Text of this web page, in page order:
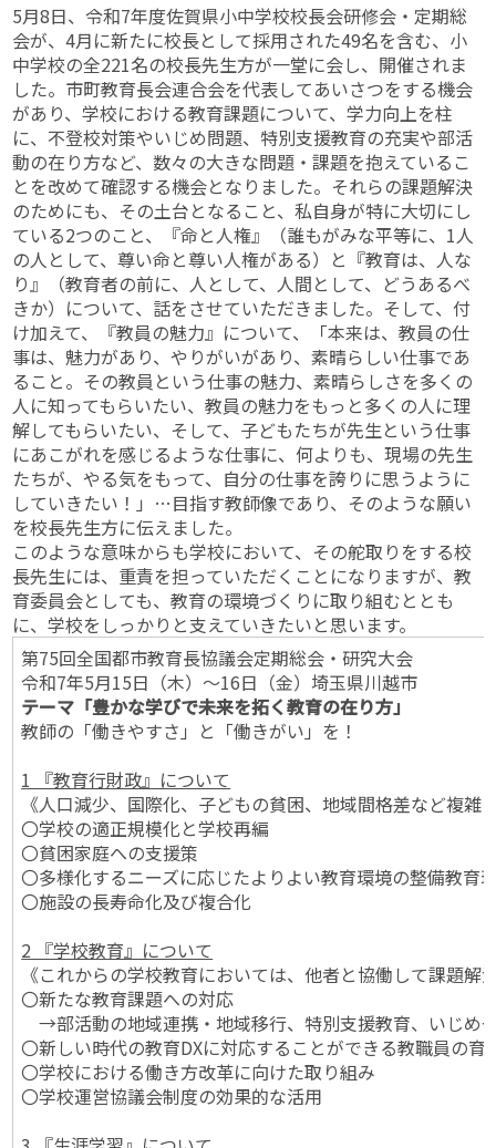
5月8日、令和7年度佐賀県小中学校校長会研修会・定期総
会が、4月に新たに校長として採用された49名を含む、小
中学校の全221名の校長先生方が一堂に会し、開催されま
した。市町教育長会連合会を代表してあいさつをする機会
があり、学校における教育課題について、学力向上を柱
に、不登校対策やいじめ問題、特別支援教育の充実や部活
動の在り方など、数々の大きな問題・課題を抱えているこ
とを改めて確認する機会となりました。それらの課題解決
のためにも、その土台となること、私自身が特に大切にし
ている2つのこと、『命と人権』（誰もがみな平等に、1人
の人として、尊い命と尊い人権がある）と『教育は、人な
り』（教育者の前に、人として、人間として、どうあるべ
きか）について、話をさせていただきました。そして、付
け加えて、『教員の魅力』について、「本来は、教員の仕
事は、魅力があり、やりがいがあり、素晴らしい仕事であ
ること。その教員という仕事の魅力、素晴らしさを多くの
人に知ってもらいたい、教員の魅力をもっと多くの人に理
解してもらいたい、そして、子どもたちが先生という仕事
にあこがれを感じるような仕事に、何よりも、現場の先生
たちが、やる気をもって、自分の仕事を誇りに思うように
していきたい！」…目指す教師像であり、そのような願い
を校長先生方に伝えました。
このような意味からも学校において、その舵取りをする校
長先生には、重責を担っていただくことになりますが、教
育委員会としても、教育の環境づくりに取り組むととも
に、学校をしっかりと支えていきたいと思います。
第75回全国都市教育長協議会定期総会・研究大会
令和7年5月15日（木）～16日（金）埼玉県川越市
テーマ「豊かな学びで未来を拓く教育の在り方」
教師の「働きやすさ」と「働きがい」を！
1 『教育行財政』について
《人口減少、国際化、子どもの貧困、地域間格差など複
〇学校の適正規模化と学校再編
〇貧困家庭への支援策
〇多様化するニーズに応じたよりよい教育環境の整備教育
〇施設の長寿命化及び複合化
2 『学校教育』について
《これからの学校教育においては、他者と協働して課題
〇新たな教育課題への対応
→部活動の地域連携・地域移行、特別支援教育、いじめ
〇新しい時代の教育DXに対応することができる教職員の育
〇学校における働き方改革に向けた取り組み
〇学校運営協議会制度の効果的な活用